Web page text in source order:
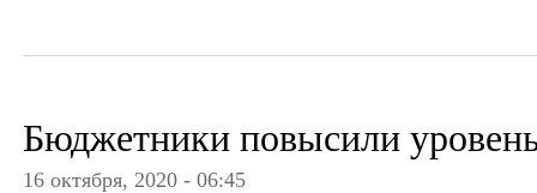
Бюджетники повысили
16 октября, 2020 - 06:45